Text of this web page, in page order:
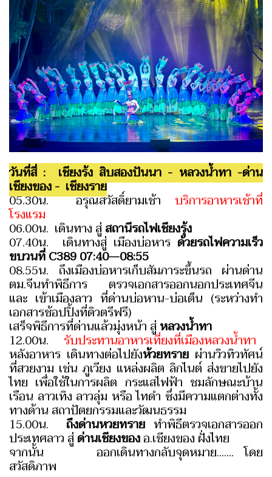
วันที่สี่ : เชียงรุ้ง สิบสองปันนา - หลวงน้ำทา -ด่าน
เชียงของ - เชียงราย
05.30น. อรุณสวัสดิ์ยามเช้า บริการอาหารเช้าที่
โรงแรม
06.00น. เดินทาง สู่สถานีรถไฟเชียงรุ้ง
07.40น. เดินทางสู่ เมืองบ่อหาร ด้วยรถไฟความเร็ว
ขบวนที่ C389 07:40—08:55
08.55น. ถึงเมืองบ่อหารเก็บสัมภาระขึ้นรถ ผ่านด่าน
ตม.จีนทำพิธีการ ตรวจเอกสารออกนอกประเทศจีน
และ เข้าเมืองลาว ที่ด่านบ่อหาน-บ่อเต็น (ระหว่างทำ
เอกสารช้อปปิ้งที่ดิวตรีฟรี)
เสร็จพิธีการที่ด่านแล้วมุ่งหน้า สู่หลวงน้ำทา
12.00น. รับประทานอาหารเที่ยงที่เมืองหลวงน้ำทา
หลังอาหาร เดินทางต่อไปยังห้วยทราย ผ่านวิวทิวทัศน์
ที่สวยงาม เช่น ภูเวียง แหล่งผลิต ลิกไนต์ ส่งขายไปยัง
ไทย เพื่อใช้ในการผลิต กระแสไฟฟ้า ชมลักษณะบ้าน
เรือน ลาวเทิง ลาวลุ่ม หรือ ไทดำ ซึ่งมีความแตกต่างทั้ง
ทางด้าน สถาปัตยกรรมและวัฒนธรรม
15.00น. ถึงด่านหวยทราย ทำพิธีตรวจเอกสารออก
ประเทศลาว สู่ด่านเชียงของอ.เชียงของ ฝั่งไทย
จากนั้น ออกเดินทางกลับจุดหมาย....... โดย
สวัสดิภาพ